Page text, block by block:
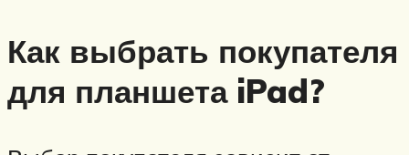
Как выбрать покупателя
для планшета iPad?